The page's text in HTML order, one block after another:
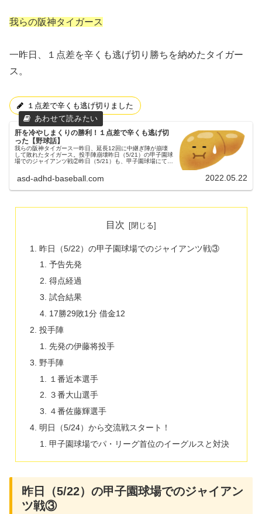
我らの阪神タイガース
一昨日、１点差を辛くも逃げ切り勝ちを納めたタイガー
ス。
１点差で辛くも逃げ切りました
肝を冷やしまくりの勝利！１点差で辛くも逃げ切
った【野球話】
我らの阪神タイガース一昨日、延長12回に中継ぎ陣が崩壊
して敗れたタイガース。投手陣崩壊昨日（5/21）の甲子園球
場でのジャイアンツ戦②昨日（5/21）も、甲子園球場にてジ
asd-adhd-baseball.com 2022.05.22
目次
昨日（5/22）の甲子園球場でのジャイアンツ戦③
予告先発
得点経過
試合結果
17勝29敗1分 借金12
投手陣
先発の伊藤将投手
野手陣
１番近本選手
３番大山選手
４番佐藤輝選手
明日（5/24）から交流戦スタート！
甲子園球場でパ・リーグ首位のイーグルスと対決
昨日（5/22）の甲子園球場でのジャイアン
ツ戦③